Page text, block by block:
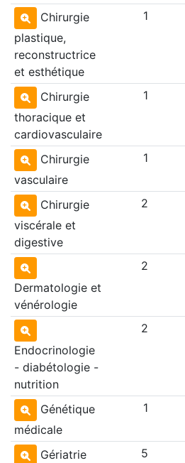
Chirurgie
plastique,
reconstructrice
et esthétique
1
Chirurgie
thoracique et
cardiovasculaire
1
Chirurgie
vasculaire
1
Chirurgie
viscérale et
digestive
2
Dermatologie et
vénérologie
2
Endocrinologie
- diabétologie -
nutrition
2
Génétique
médicale
1
Gériatrie 5